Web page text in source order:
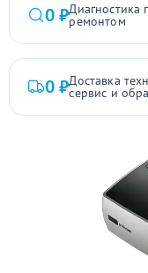
0 ₽Диагностика
ремонтом
0 ₽Доставка
сервис и